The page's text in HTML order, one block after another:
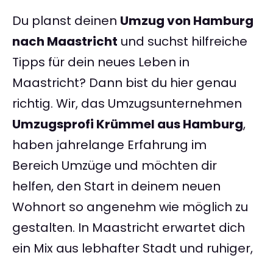
Du planst deinen Umzug von Hamburg
nach Maastricht und suchst hilfreiche
Tipps für dein neues Leben in
Maastricht? Dann bist du hier genau
richtig. Wir, das Umzugsunternehmen
Umzugsprofi Krümmel aus Hamburg,
haben jahrelange Erfahrung im
Bereich Umzüge und möchten dir
helfen, den Start in deinem neuen
Wohnort so angenehm wie möglich zu
gestalten. In Maastricht erwartet dich
ein Mix aus lebhafter Stadt und ruhiger,